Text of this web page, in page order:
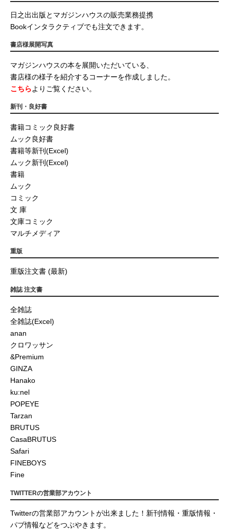
日之出出版とマガジンハウスの販売業務提携
Bookインタラクティブでも注文できます。
書店様展開写真
マガジンハウスの本を展開いただいている、
書店様の様子を紹介するコーナーを作成しました。
こちらよりご覧ください。
新刊・良好書
書籍コミック良好書
ムック良好書
書籍等新刊(Excel)
ムック新刊(Excel)
書籍
ムック
コミック
文 庫
文庫コミック
マルチメディア
重版
重版注文書 (最新)
雑誌 注文書
全雑誌
全雑誌(Excel)
anan
クロワッサン
&Premium
GINZA
Hanako
ku:nel
POPEYE
Tarzan
BRUTUS
CasaBRUTUS
Safari
FINEBOYS
Fine
TWITTERの営業部アカウント
Twitterの営業部アカウントが出来ました！新刊情報・重版情報・
パブ情報などをつぶやきます。